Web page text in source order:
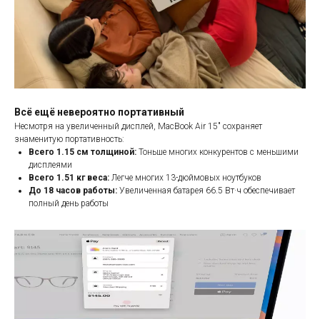
Всё ещё невероятно портативный
Несмотря на увеличенный дисплей, MacBook Air 15" сохраняет
знаменитую портативность:
Всего 1.15 см толщиной: Тоньше многих конкурентов с меньшими
дисплеями
Всего 1.51 кг веса: Легче многих 13-дюймовых ноутбуков
До 18 часов работы: Увеличенная батарея 66.5 Вт·ч обеспечивает
полный день работы